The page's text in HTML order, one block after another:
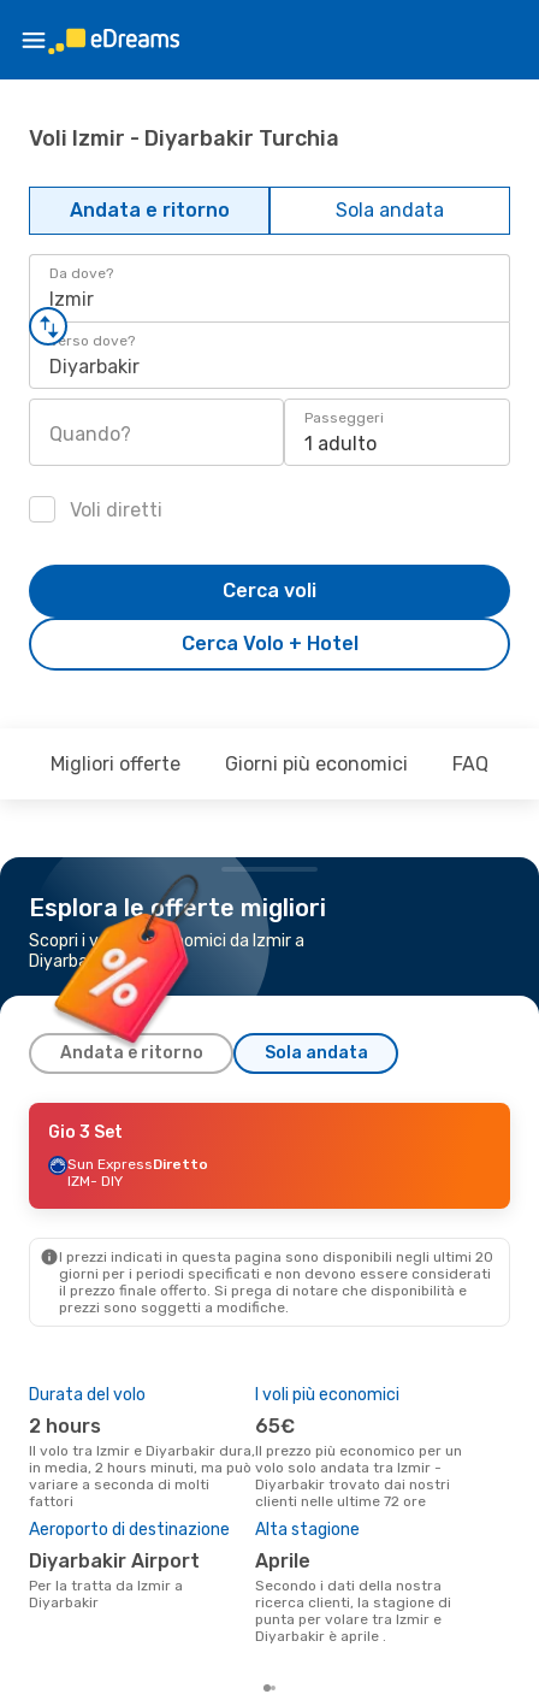
Voli Izmir - Diyarbakir Turchia
Andata e ritorno Sola andata
Da dove?
Izmir
Verso dove?
Diyarbakir
Quando?
Passeggeri
1 adulto
Voli diretti
Cerca Volo + Hotel
Cerca voli
Migliori offerte Giorni più economici FAQ
Esplora le offerte migliori
Scopri i voli più economici da Izmir a
Diyarbakir
Andata e ritorno Sola andata
Gio 3 Set
Sun ExpressDiretto
IZM- DIY
DIY- IZM
Gio 3 Set
Sun ExpressDiretto
IZM- DIY
I prezzi indicati in questa pagina sono disponibili negli ultimi 20
giorni per i periodi specificati e non devono essere considerati
il ​​prezzo finale offerto. Si prega di notare che disponibilità e
prezzi sono soggetti a modifiche.
Durata del volo
2 hours
Il volo tra Izmir e Diyarbakir dura,
in media, 2 hours minuti, ma può
variare a seconda di molti
fattori
I voli più economici
65€
Il prezzo più economico per un
volo solo andata tra Izmir -
Diyarbakir trovato dai nostri
clienti nelle ultime 72 ore
Aeroporto di destinazione
Diyarbakir Airport
Per la tratta da Izmir a
Diyarbakir
Alta stagione
aprile
Secondo i dati della nostra
ricerca clienti, la stagione di
punta per volare tra Izmir e
Diyarbakir è aprile .